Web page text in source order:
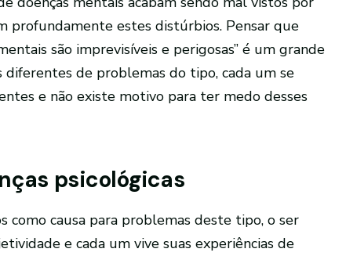
profundamente estes distúrbios. Pensar que
são imprevisíveis e perigosas” é um grande
de problemas do tipo, cada um se
e não existe motivo para ter medo desses
psicológicas
como causa para problemas deste tipo, o ser
e cada um vive suas experiências de